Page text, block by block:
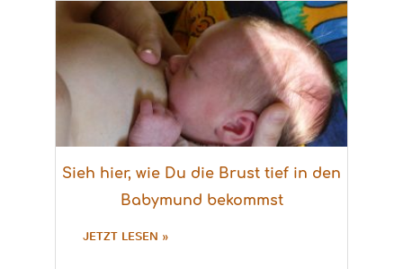
Sieh hier, wie Du die Brust tief in den
Babymund bekommst
JETZT LESEN »